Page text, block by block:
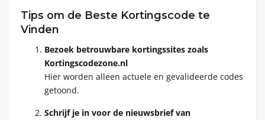
Tips om de Beste Kortingscode te
Vinden
Bezoek betrouwbare kortingssites zoals
Kortingscodezone.nl
Hier worden alleen actuele en gevalideerde codes
getoond.
Schrijf je in voor de nieuwsbrief van